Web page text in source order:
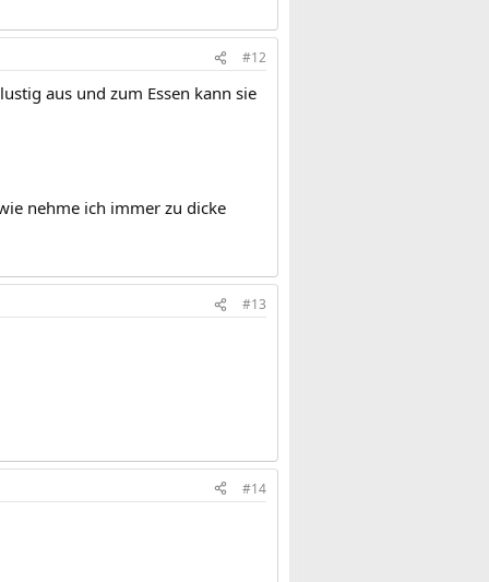
#12
aus und zum Essen kann sie
nehme ich immer zu dicke
#13
#14